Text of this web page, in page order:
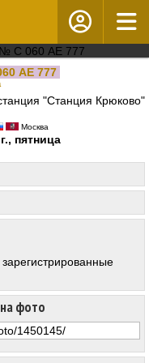
АЕ 777
"Станция Крюково"
Москва
пятница
фото